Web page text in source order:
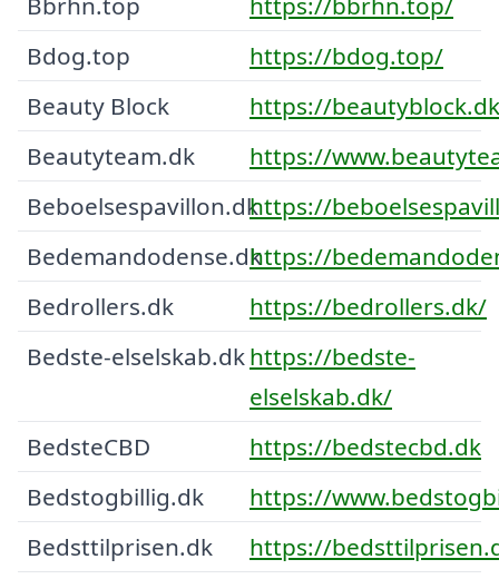
Bdog.top
https://bdog.top/
Beauty Block
https://
Beautyteam.dk
https://
Beboelsespavillon.dkhttps://
Bedemandodense.dkhttps://
Bedrollers.dk
https://bedrollers.dk/
Bedste-elselskab.dkhttps://bedste-
elselskab.dk/
BedsteCBD
https://bedstecbd.dk
Bedstogbillig.dk
https://
Bedsttilprisen.dk
https://